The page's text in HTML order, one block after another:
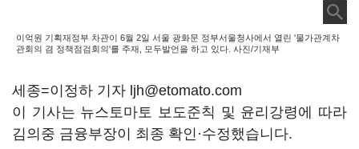
이억원 기획재정부 차관이 6월 2일 서울 광화문 정부서울청사에서 열린 '물가관계차
관회의 겸 정책점검회의'를 주재, 모두발언을 하고 있다. 사진/기재부
세종=이정하 기자 ljh@etomato.com
이 기사는 뉴스토마토 보도준칙 및 윤리강령에 따라
김의중 금융부장이 최종 확인·수정했습니다.